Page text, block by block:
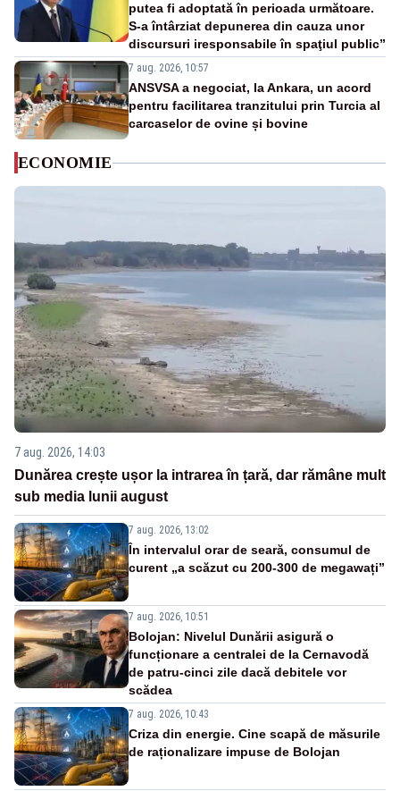
putea fi adoptată în perioada următoare.
S-a întârziat depunerea din cauza unor
discursuri iresponsabile în spaţiul public”
7 aug. 2026, 10:57
ANSVSA a negociat, la Ankara, un acord
pentru facilitarea tranzitului prin Turcia al
carcaselor de ovine și bovine
ECONOMIE
7 aug. 2026, 14:03
Dunărea crește ușor la intrarea în țară, dar rămâne mult
sub media lunii august
7 aug. 2026, 13:02
În intervalul orar de seară, consumul de
curent „a scăzut cu 200-300 de megawați”
7 aug. 2026, 10:51
Bolojan: Nivelul Dunării asigură o
funcționare a centralei de la Cernavodă
de patru-cinci zile dacă debitele vor
scădea
7 aug. 2026, 10:43
Criza din energie. Cine scapă de măsurile
de raționalizare impuse de Bolojan